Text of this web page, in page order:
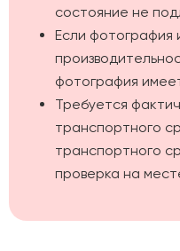
состояние не
Если фотография
фотография
Требуется
транспортного
транспортного
проверка на